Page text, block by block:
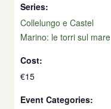
Series:
Collelungo e Castel
Marino: le torri sul mare
Cost:
€15
Event Categories: